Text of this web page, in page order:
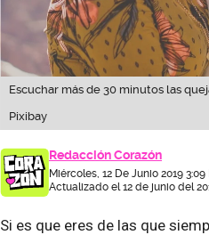
Escuchar más de 30 minutos las
Pixibay
Redacción Corazón
Miércoles, 12 De Junio 2019 3:09
Actualizado el 12 de junio del
Si es que eres de las que